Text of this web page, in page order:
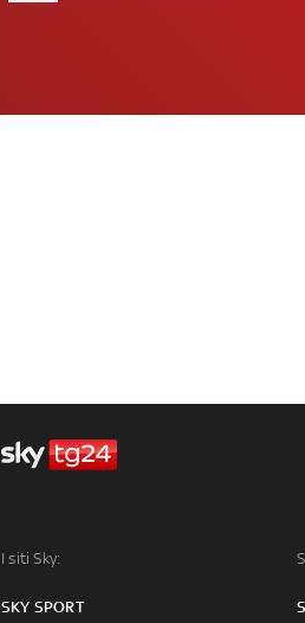
I siti Sky:
SKY SPORT